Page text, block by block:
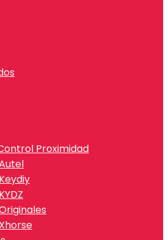
Proximidad